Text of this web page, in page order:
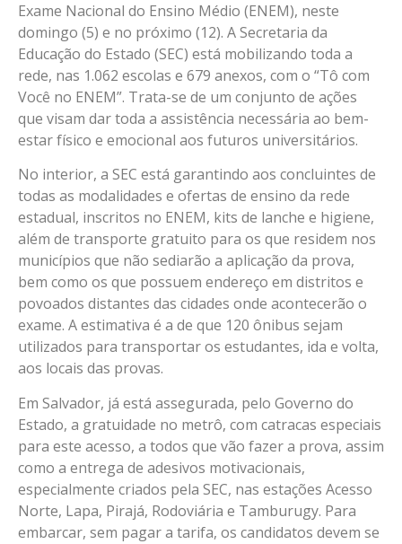
Exame Nacional do Ensino Médio (ENEM), neste
domingo (5) e no próximo (12). A Secretaria da
Educação do Estado (SEC) está mobilizando toda a
rede, nas 1.062 escolas e 679 anexos, com o “Tô com
Você no ENEM”. Trata-se de um conjunto de ações
que visam dar toda a assistência necessária ao bem-
estar físico e emocional aos futuros universitários.
No interior, a SEC está garantindo aos concluintes de
todas as modalidades e ofertas de ensino da rede
estadual, inscritos no ENEM, kits de lanche e higiene,
além de transporte gratuito para os que residem nos
municípios que não sediarão a aplicação da prova,
bem como os que possuem endereço em distritos e
povoados distantes das cidades onde acontecerão o
exame. A estimativa é a de que 120 ônibus sejam
utilizados para transportar os estudantes, ida e volta,
aos locais das provas.
Em Salvador, já está assegurada, pelo Governo do
Estado, a gratuidade no metrô, com catracas especiais
para este acesso, a todos que vão fazer a prova, assim
como a entrega de adesivos motivacionais,
especialmente criados pela SEC, nas estações Acesso
Norte, Lapa, Pirajá, Rodoviária e Tamburugy. Para
embarcar, sem pagar a tarifa, os candidatos devem se